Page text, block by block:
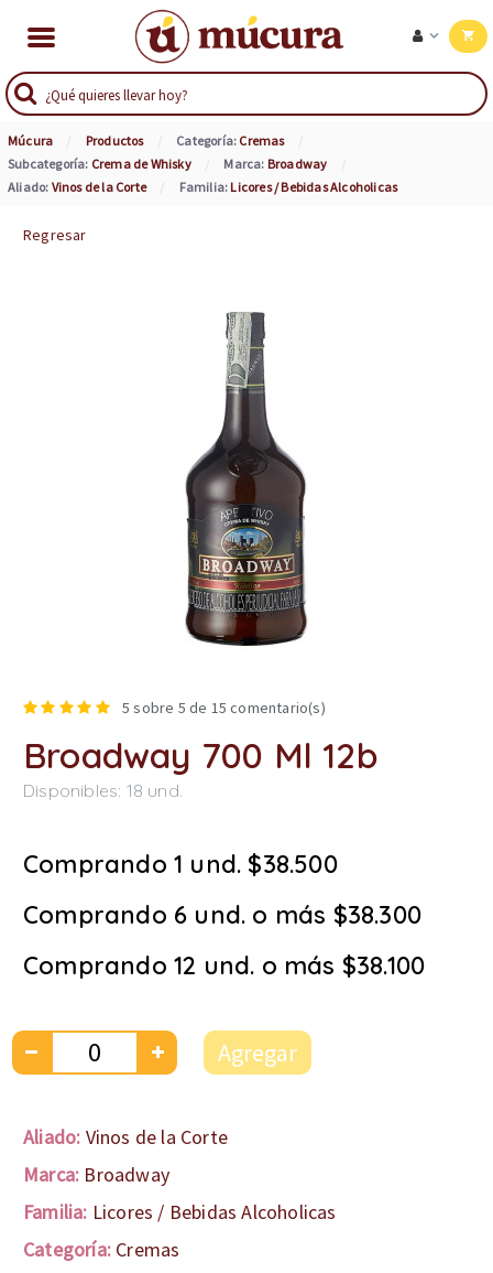
Múcura Productos Categoría: Cremas
Subcategoría: Crema de Whisky Marca: Broadway
Aliado: Vinos de la Corte Familia: Licores / Bebidas Alcoholicas
Regresar
5 sobre 5 de 15 comentario(s)
Broadway 700 Ml 12b
Disponibles: 18 und.
Comprando 1 und. $38.500
Comprando 6 und. o más $38.300
Comprando 12 und. o más $38.100
Agregar
Aliado: Vinos de la Corte
Marca: Broadway
Familia: Licores / Bebidas Alcoholicas
Categoría: Cremas